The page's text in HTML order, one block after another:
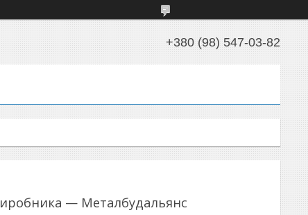
+380 (98) 547-03-82
— Металбудальянс